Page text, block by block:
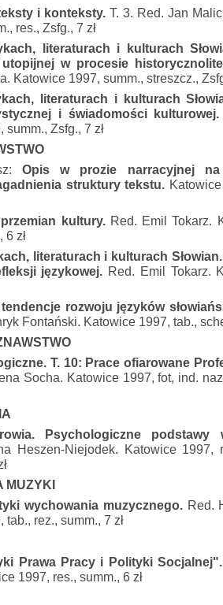
i konteksty. T. 3. Red. Jan
res., Zsfg., 7 zł
literaturach i kulturach
w procesie
Katowice 1997, summ., streszcz.,
literaturach i kulturach
i świadomości
summ., Zsfg., 7 zł
Opis w prozie narracyjnej
struktury tekstu.
kultury. Red. Emil Tokarz.
6 zł
literaturach i kulturach
językowej. Red. Emil Tokarz.
tendencje rozwoju języków
Fontański. Katowice 1997, tab.,
T. 10: Prace ofiarowane
Socha. Katowice 1997, fot, ind.
Psychologiczne
Heszen-Niejodek. Katowice 1997,
MUZYKI
wychowania muzycznego. Red.
rez., summ., 7 zł
Prawa Pracy i Polityki
1997, res., summ., 6 zł